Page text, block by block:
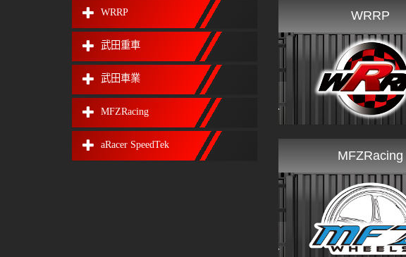
WRRP
武田重車
武田車業
MFZRacing
aRacer SpeedTek
WRRP
MFZRacing